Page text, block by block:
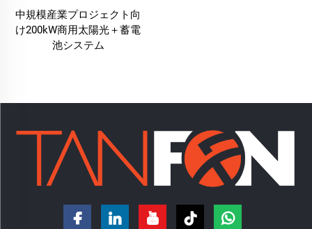
中規模産業プロジェクト向
け200kW商用太陽光＋蓄電
池システム